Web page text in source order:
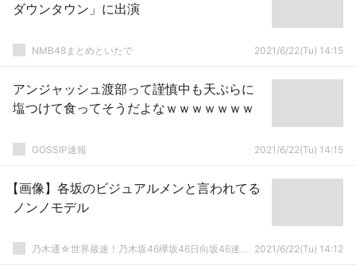
ダウンタウン」に出演
NMB48まとめといたで 2021/6/22(Tu) 14:15
アンジャッシュ渡部って謹慎中も天ぷらに
塩つけて食ってそうだよなｗｗｗｗｗｗｗ
GOSSIP速報 2021/6/22(Tu) 14:15
【画像】各坂のビジュアルメンと言われてる
ノンノモデル
乃木通☆世界最速！乃木坂46欅坂46日向坂46速報まとめ 2021/6/22(Tu) 14:12